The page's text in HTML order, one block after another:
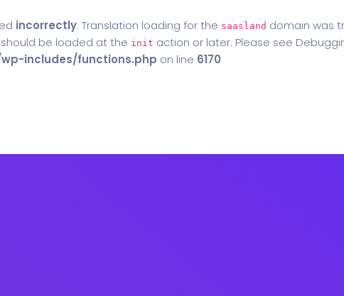
incorrectly. Translation loading for the saasland domain was
be loaded at the init action or later. Please see
includes/functions.php on line 6170